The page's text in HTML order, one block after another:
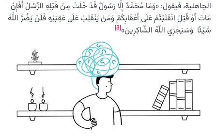
الجاهلية، فيقول: «وَمَا مُحَمَّدٌ إِلَّا رَسُولٌ قَدْ خَلَتْ مِنْ قَبْلِهِ الرُّسُلُ أَفَإِنْ
مَاتَ أَوْ قُتِلَ انْقَلَبْتُمْ عَلَى أَعْقَابِكُمْ وَمَنْ يَنْقَلِبْ عَلَى عَقِبَيْهِ فَلَنْ يَضُرَّ اللَّهَ
شَيْئًا وَسَيَجْزِي اللَّهُ الشَّاكِرِينَ»[3]